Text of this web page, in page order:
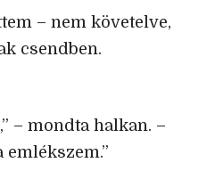
– nem követelve,
csendben.
– mondta halkan. –
emlékszem.”